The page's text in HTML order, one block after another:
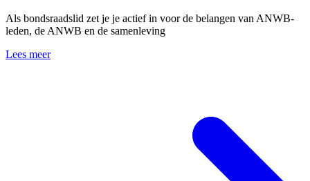
Als bondsraadslid zet je je actief in voor de belangen van ANWB-
leden, de ANWB en de samenleving
Lees meer